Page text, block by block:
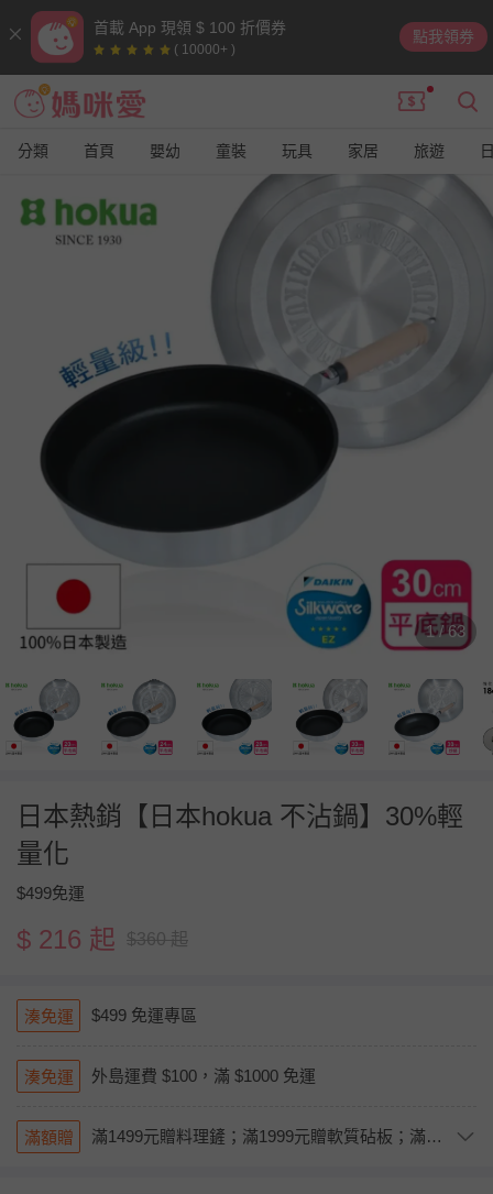
首載 App 現領 $ 100 折價券
( 10000+ )
點我領券
分類 首頁 嬰幼 童裝 玩具 家居 旅遊
1 / 63
日本熱銷【日本hokua 不沾鍋】30%輕
量化
$499免運
$ 216 起 $360 起
湊免運 $499 免運專區
湊免運 外島運費 $100，滿 $1000 免運
滿額贈 滿1499元贈料理鏟；滿1999元贈軟質砧板；滿2999元贈蔬果調理器（不累贈）